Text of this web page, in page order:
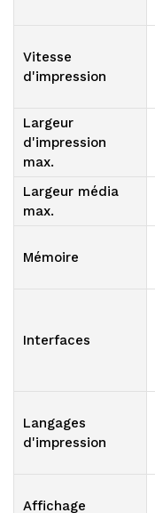
Vitesse
d'impression
Largeur
d'impression
max.
Largeur média
max.
Mémoire
Interfaces
Langages
d'impression
Affichage